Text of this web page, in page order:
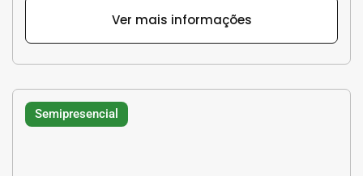
Ver mais informações
Semipresencial